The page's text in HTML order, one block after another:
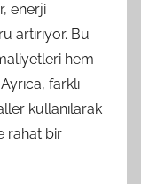
enerji
artırıyor. Bu
hem
farklı
kullanılarak
rahat bir